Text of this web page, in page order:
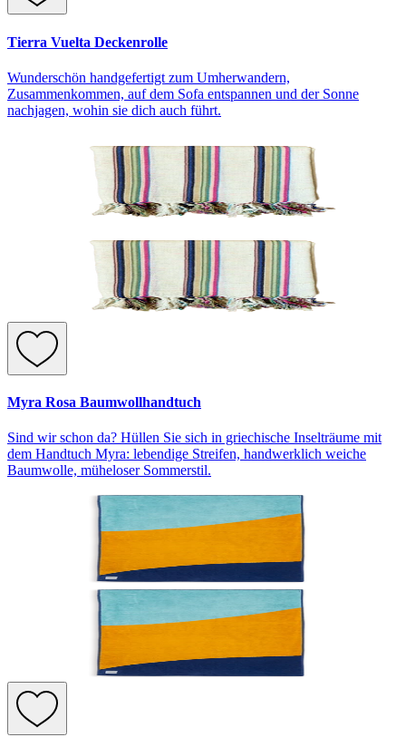
Tierra Vuelta Deckenrolle
Wunderschön handgefertigt zum Umherwandern,
Zusammenkommen, auf dem Sofa entspannen und der Sonne
nachjagen, wohin sie dich auch führt.
Myra Rosa Baumwollhandtuch
Sind wir schon da? Hüllen Sie sich in griechische Inselträume mit
dem Handtuch Myra: lebendige Streifen, handwerklich weiche
Baumwolle, müheloser Sommerstil.